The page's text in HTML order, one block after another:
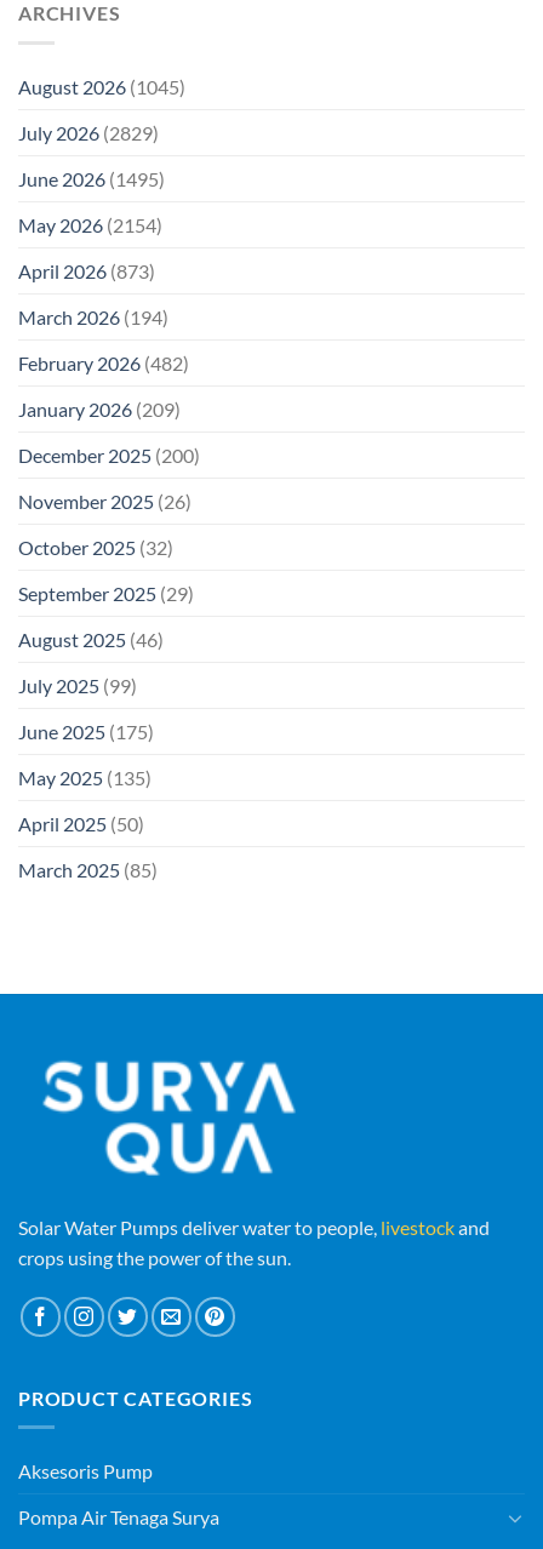
ARCHIVES
August 2026 (1045)
July 2026 (2829)
June 2026 (1495)
May 2026 (2154)
April 2026 (873)
March 2026 (194)
February 2026 (482)
January 2026 (209)
December 2025 (200)
November 2025 (26)
October 2025 (32)
September 2025 (29)
August 2025 (46)
July 2025 (99)
June 2025 (175)
May 2025 (135)
April 2025 (50)
March 2025 (85)
Solar Water Pumps deliver water to people, livestockand
crops using the power of the sun.
PRODUCT CATEGORIES
Aksesoris Pump
Pompa Air Tenaga Surya